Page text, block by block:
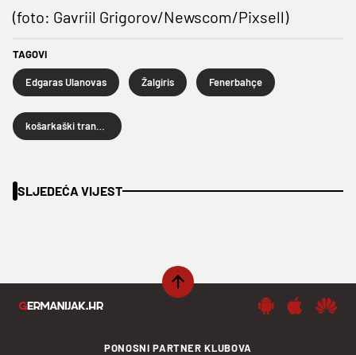
(foto: Gavriil Grigorov/Newscom/Pixsell)
TAGOVI
Edgaras Ulanovas Žalgiris Fenerbahçe
SLJEDEĆA VIJEST
PONOSNI PARTNER KLUBOVA